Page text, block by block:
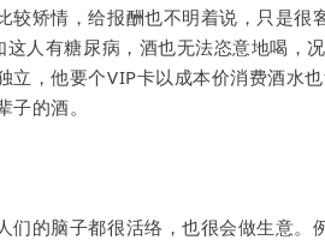
较矫情，给报酬也不明着说，只是很
这人有糖尿病，酒也无法恣意地喝，
立，他要个VIP卡以成本价消费酒水
的酒。
们的脑子都很活络，也很会做生意。